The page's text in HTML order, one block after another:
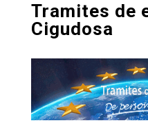
Tramites de
Cigudosa